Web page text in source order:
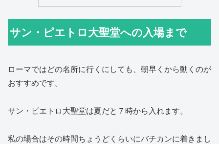
サン・ピエトロ大聖堂への入場まで
ローマではどの名所に行くにしても、朝早くから動くのが
おすすめです。
サン・ピエトロ大聖堂は夏だと７時から入れます。
私の場合はその時間ちょうどくらいにバチカンに着きまし